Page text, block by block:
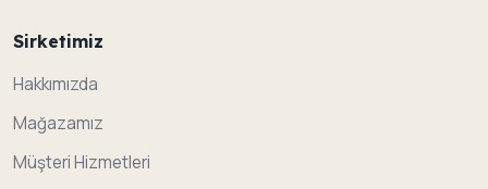
Sirketimiz
Hakkımızda
Mağazamız
Müşteri Hizmetleri